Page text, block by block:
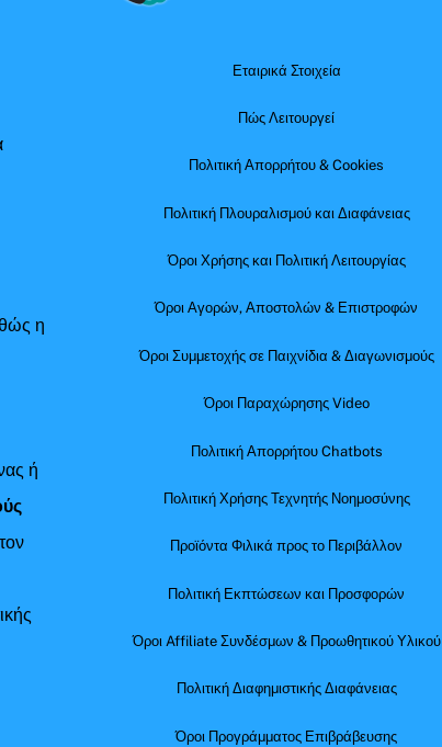
η
ή
Εταιρικά Στοιχεία
Πώς Λειτουργεί
Πολιτική Απορρήτου & Cookies
Πολιτική Πλουραλισμού και Διαφάνειας
Όροι Χρήσης και Πολιτική Λειτουργίας
Όροι Αγορών, Αποστολών & Επιστροφών
Όροι Συμμετοχής σε Παιχνίδια & Διαγωνισμούς
Όροι Παραχώρησης Video
Πολιτική Απορρήτου Chatbots
Πολιτική Χρήσης Τεχνητής Νοημοσύνης
Προϊόντα Φιλικά προς το Περιβάλλον
Πολιτική Εκπτώσεων και Προσφορών
Όροι Affiliate Συνδέσμων & Προωθητικού Υλικού
Πολιτική Διαφημιστικής Διαφάνειας
Όροι Προγράμματος Επιβράβευσης